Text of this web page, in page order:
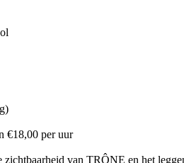
€18,00 per uur
zichtbaarheid van TRÔNE en het